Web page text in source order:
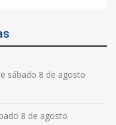
sábado 8 de agosto
8 de agosto